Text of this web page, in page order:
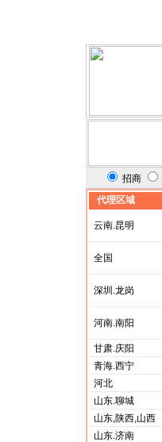
招商
代理区域
云南.昆明
全国
深圳.龙岗
河南.南阳
甘肃.庆阳
青海.西宁
河北
山东.聊城
山东,陕西,山西
山东.济南